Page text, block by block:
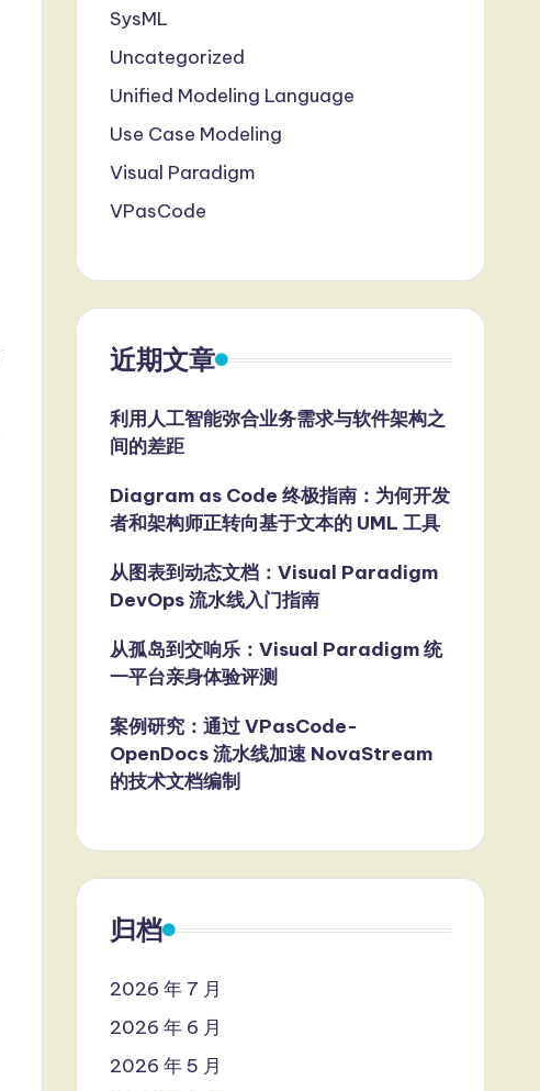
SysML
Uncategorized
Unified Modeling Language
Use Case Modeling
Visual Paradigm
VPasCode
近期文章
利用人工智能弥合业务需求与软件架构之
间的差距
Diagram as Code 终极指南：为何开发
者和架构师正转向基于文本的 UML 工具
从图表到动态文档：Visual Paradigm
DevOps 流水线入门指南
从孤岛到交响乐：Visual Paradigm 统
一平台亲身体验评测
案例研究：通过 VPasCode-
OpenDocs 流水线加速 NovaStream
的技术文档编制
归档
2026 年 7 月
2026 年 6 月
2026 年 5 月